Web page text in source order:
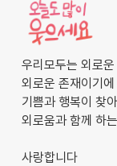
우리모두는 외로
외로운 존재이기
기쁨과 행복이 찾
외로움과 함께 하
사랑합니다